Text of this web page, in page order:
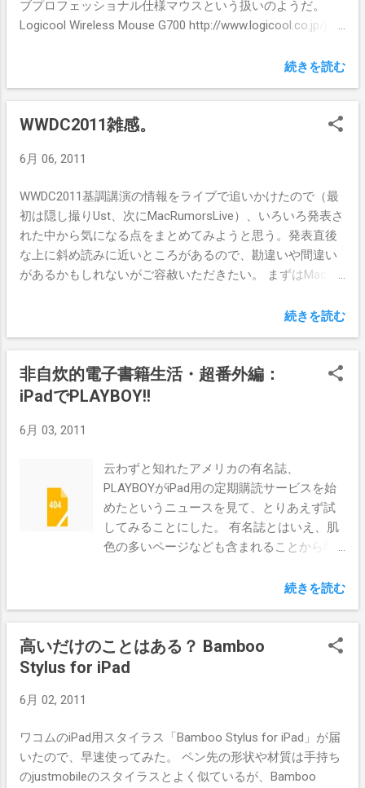
ブプロフェッショナル仕様マウスという扱いのようだ。
Logicool Wireless Mouse G700 http://www.logicool.co.jp/ja-
マブルな13ボタン（左右クリック、ホイールボタンおよび
ズをプロファイルとして、5つまでマウス内蔵メモリに記憶
・200dpiから5700dpiまでの解像度可変 ・MX-Rからお馴染
無くなったのが非常に残念） ・microUSBケーブル脱着で有
ので、モバイル機にレシーバを着けておいてデスクトップ
機にケーブルで繋ぎ充電しつつ使う、という芸当もでき
る。あまりモバイル向けのマウスとは思えないが） ・充電
池入れ替え可能（エネループ搭載） といったところ。重く
てでかいこと、電池がかなりもたない（下手すると１日で
難点はあるが、反応はいいしボタンが多くて便利だし、な
かなか良いマウスだと思う。 さて、このG700、ボタン設定
Logicool Control Centerでは認識すらしない。が、やりよう
はある。 ひとつはシェアウェアの汎用マウスドライバ「ス
応したので、これを導入すればボタンを好きにカスタマイ
http://www.plentycom.jp/steermouse/ そしてもうひとつ
は、「Windows環境があれば」という但し書き付きだが、
Windowsで設定すること。G700はオンボードメモリにボタ
ンの設定を記録するので、WindowsにSetPointをインスト
ールしてMac用のキー割当てをカスタマイズすれば、Mac
続きを読む
WWDC2011雑感。
6月 06, 2011
WWDC2011基調講演の情報をライブで追いかけたので（最
初は隠し撮りUst、次にMacRumorsLive）、いろいろ発表さ
れた中から気になる点をまとめてみようと思う。発表直後
な上に斜め読みに近いところがあるので、勘違いや間違い
があるかもしれないがご容赦いただきたい。 まずはMac OS
ど、iOSっぽい要素を取り入れるのは噂通りだったし、なか
ライクなバージョン管理など、「保存」という机と文具の
メタファーとしては不自然な部分を可能な限り減らしつ
つ、コンピュータならではの利点（ワンタッチで以前の状
持てる。いろいろ盛り込んだ割に29.99ドルという安価なの
Storeでのダウンロード販売のみとのこと。つまりMac App
Storeが使えるSnow Leopard（10.6.6以降）だけが対象とい
うことらしい。となると、現行MacBook Airの場合、リスト
アはUSBモジュールでSnow Leopardに戻してからLionにア
ップグレードすることになるのだろうか。それともUSBモ
のだろうか。気になるところだ。 次にiOS 5について。 ち
なみにリリースは今秋、対象機種はiPhone 3GS/4、
iPad/iPad 2、iPod touch 3rd/4thとのこと。iOS4のように低
スペック機で制限があるようなことは言っていなかったの
で、動作速度は同じぐらいと期待して良いのかもしれな
ック画面や通知にだいぶ手が入れられるらしく、メー
知機能ではAndroidが便利という声も良く聞くし、脱獄アプ
リNotified+やIntelliScreenなどのユーザーは気になるのでは
ないだろうか。 ２．twitterがOS機能に深く統合 噂になって
続きを読む
非自炊的電子書籍生活・超番外編：
iPadでPLAYBOY!!
6月 03, 2011
云わずと知れたアメリカの有名誌、
PLAYBOYがiPad用の定期購読サービスを始
めたというニュースを見て、とりあえず試
してみることにした。 有名誌とはいえ、肌
色の多いページなども含まれることから明
で、完全なWebベースのサービスになって
てみたいとか、App Storeを通さないアプリ
販売方法が気になったとか……いや、おため
ごかしは止めよう。 男子たるもの、肌色の
というリンクに入って必要事項を記入する
だけ。 料金体系は1ヶ月8ドル、1年60ド
ル、2年100ドル。とりあえず1ヶ月にした。
続きを読む
高いだけのことはある？ Bamboo
Stylus for iPad
6月 02, 2011
ワコムのiPad用スタイラス「Bamboo Stylus for iPad」が届
いたので、早速使ってみた。 ペン先の形状や材質は手持ち
のjustmobileのスタイラスとよく似ているが、Bamboo